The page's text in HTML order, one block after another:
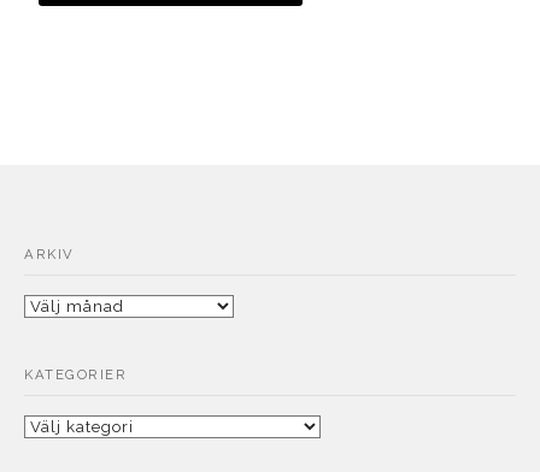
ARKIV
Arkiv
KATEGORIER
Kategorier